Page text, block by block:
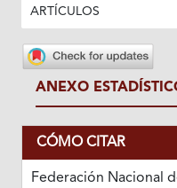
ARTÍCULOS
ANEXO
CÓMO CITAR
Federación Nacional